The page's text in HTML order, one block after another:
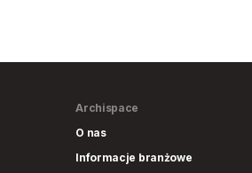
Archispace
O nas
Informacje branżowe